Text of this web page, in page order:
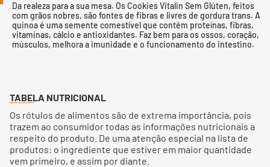
Da realeza para a sua mesa. Os Cookies Vitalin Sem Glúten, feitos
com grãos nobres, são fontes de fibras e livres de gordura trans. A
quinoa é uma semente comestível que contém proteínas, fibras,
vitaminas, cálcio e antioxidantes. Faz bem para os ossos, coração,
músculos, melhora a imunidade e o funcionamento do intestino.
TABELA NUTRICIONAL
Os rótulos de alimentos são de extrema importância, pois
trazem ao consumidor todas as informações nutricionais a
respeito do produto. De uma atenção especial na lista de
produtos: o ingrediente que estiver em maior quantidade
vem primeiro, e assim por diante.